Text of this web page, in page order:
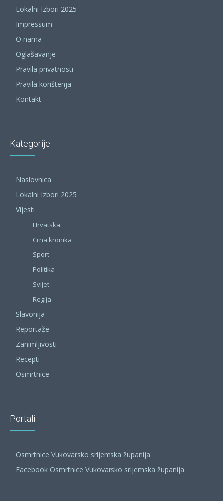
Lokalni Izbori 2025
Impressum
O nama
Oglašavanje
Pravila privatnosti
Pravila korištenja
Kontakt
Kategorije
Naslovnica
Lokalni Izbori 2025
Vijesti
Hrvatska
Crna kronika
Sport
Politika
Svijet
Regija
Slavonija
Reportaže
Zanimljivosti
Recepti
Osmrtnice
Portali
Osmrtnice Vukovarsko srijemska županija
Facebook Osmrtnice Vukovarsko srijemska županija